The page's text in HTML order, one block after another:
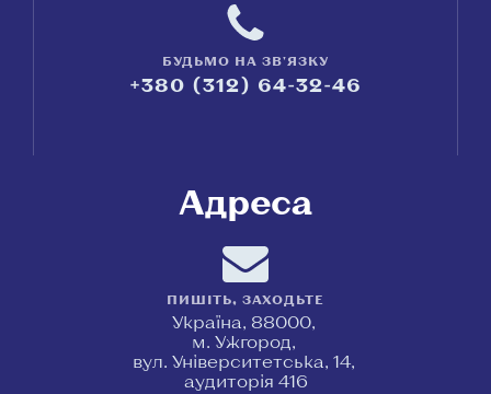
БУДЬМО НА ЗВ'ЯЗКУ
+380 (312) 64-32-46
Адреса
ПИШІТЬ, ЗАХОДЬТЕ
Україна, 88000,
м. Ужгород,
вул. Університетська, 14,
аудиторія 416